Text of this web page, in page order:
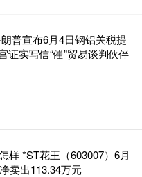
普宣布6月4日钢铝关税提
证实写信“催”贸易谈判伙伴
样 *ST花王（603007）6月
卖出113.34万元